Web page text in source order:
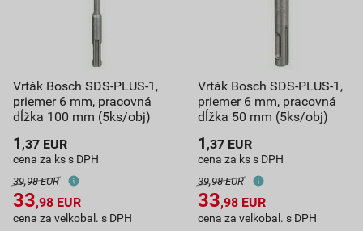
Vrták Bosch SDS-PLUS-1,
priemer 6 mm, pracovná
dĺžka 100 mm (5ks/obj)
1 ,37 EUR
cena za ks s DPH
39,98 EUR
33,98 EUR
cena za velkobal. s DPH
Vrták Bosch SDS-PLUS-1,
priemer 6 mm, pracovná
dĺžka 50 mm (5ks/obj)
1 ,37EUR
cena za ks s DPH
39,98 EUR
33,98EUR
cena za velkobal. s DPH